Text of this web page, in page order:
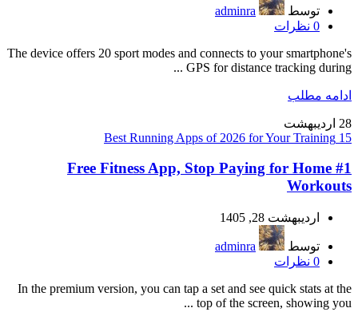
توسط
adminra
0 نظرات
The device offers 20 sport modes and connects to your smartphone's
GPS for distance tracking during ...
ادامه مطلب
28 اردیبهشت
15 Best Running Apps of 2026 for Your Training
#1 Free Fitness App, Stop Paying for Home
Workouts
اردیبهشت 28, 1405
توسط
adminra
0 نظرات
In the premium version, you can tap a set and see quick stats at the
top of the screen, showing you ...